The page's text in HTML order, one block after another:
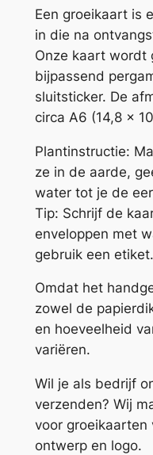
e
t
w
e
e
r
o
r
m
a
a
l
o
r
d
t
a
a
n
t
Een groeikaart is
in die na
Onze kaart wordt
bijpassend
sluitsticker. De
circa A6 (14,8 x
Plantinstructie:
ze in de aarde,
water tot je de
Tip: Schrijf de
enveloppen met
gebruik een etiket.
Omdat het
zowel de
en hoeveelheid
variëren.
Wil je als bedrijf
verzenden? Wij
voor groeikaarten
ontwerp en logo.